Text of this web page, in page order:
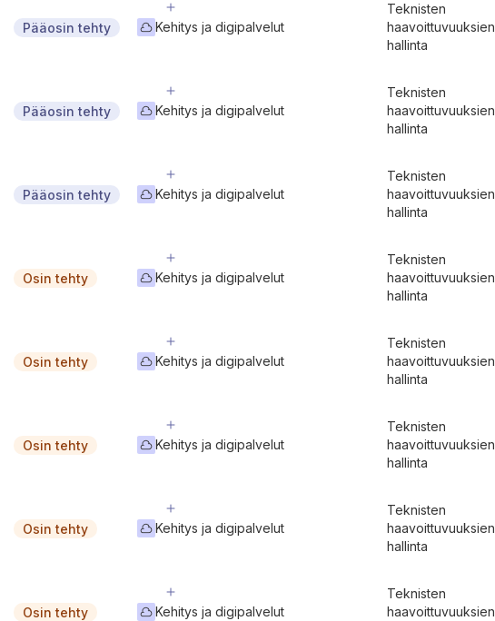
Pääosin tehty Kehitys ja digipalvelut
Teknisten
haavoittuvuuksien
hallinta
Pääosin tehty Kehitys ja digipalvelut
Teknisten
haavoittuvuuksien
hallinta
Pääosin tehty Kehitys ja digipalvelut
Teknisten
haavoittuvuuksien
hallinta
Osin tehty Kehitys ja digipalvelut
Teknisten
haavoittuvuuksien
hallinta
Osin tehty Kehitys ja digipalvelut
Teknisten
haavoittuvuuksien
hallinta
Osin tehty Kehitys ja digipalvelut
Teknisten
haavoittuvuuksien
hallinta
Osin tehty Kehitys ja digipalvelut
Teknisten
haavoittuvuuksien
hallinta
Osin tehty Kehitys ja digipalvelut
Teknisten
haavoittuvuuksien